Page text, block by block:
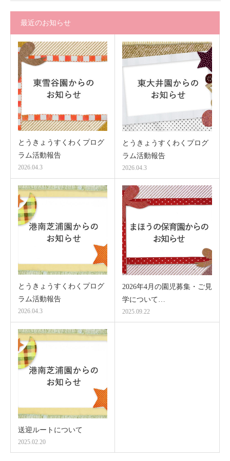
最近のお知らせ
とうきょうすくわくプログ
ラム活動報告
2026.04.3
とうきょうすくわくプログ
ラム活動報告
2026.04.3
とうきょうすくわくプログ
ラム活動報告
2026.04.3
2026年4月の園児募集・ご見
学について…
2025.09.22
送迎ルートについて
2025.02.20